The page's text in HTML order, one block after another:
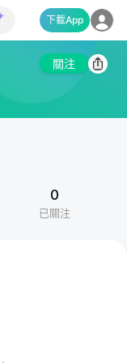
下載App
關注
0
已關注